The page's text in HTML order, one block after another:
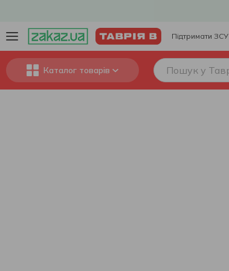
Підтримати ЗСУ
Каталог товарів